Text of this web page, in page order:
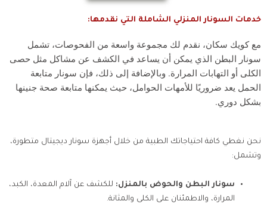
خدمات السونار المنزلي الشاملة التي نقدمها:
مع كويك سكان، نقدم لك مجموعة واسعة من الفحوصات، تشمل
سونار البطن الذي يمكن أن يساعد في الكشف عن مشاكل مثل حصى
الكلى أو التهابات المرارة. وبالإضافة إلى ذلك، فإن سونار متابعة
الحمل يعد ضروريًا للأمهات الحوامل، حيث يمكنها متابعة صحة جنينها
بشكل دوري.
نحن نغطي كافة احتياجاتك الطبية من خلال أجهزة سونار ديجيتال متطورة،
وتشمل:
سونار البطن والحوض بالمنزل: للكشف عن آلام المعدة، الكبد،
المرارة، والاطمئنان على الكلى والمثانة.